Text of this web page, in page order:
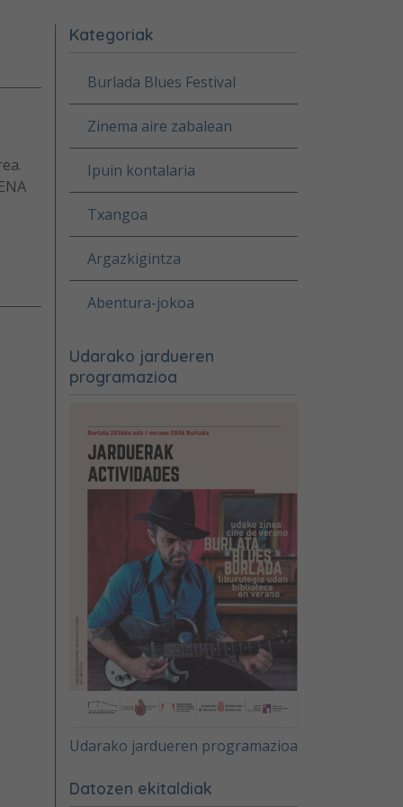
Kategoriak
Burlada Blues Festival
Zinema aire zabalean
Ipuin kontalaria
Txangoa
Argazkigintza
Abentura-jokoa
Udarako jardueren
programazioa
Udarako jardueren programazioa
Datozen ekitaldiak